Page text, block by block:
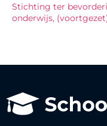
Stichting ter
onderwijs,